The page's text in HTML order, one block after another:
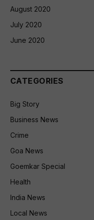
August 2020
July 2020
June 2020
CATEGORIES
Big Story
Business News
Crime
Goa News
Goemkar Special
Health
India News
Local News